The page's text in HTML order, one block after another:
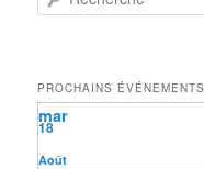
e
r
c
h
e
PROCHAINS ÉVÉNEMENTS
Août
18
mar